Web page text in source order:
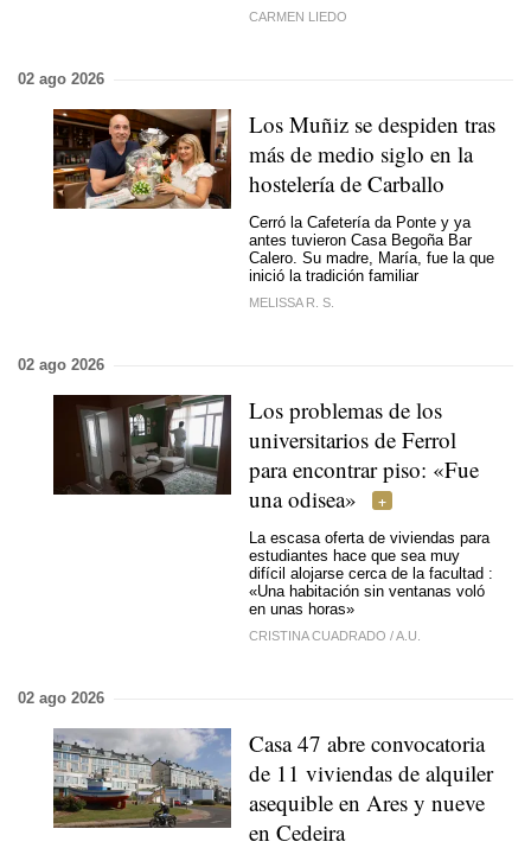
CARMEN LIEDO
02 ago 2026
Los Muñiz se despiden tras
más de medio siglo en la
hostelería de Carballo
Cerró la Cafetería da Ponte y ya
antes tuvieron Casa Begoña Bar
Calero. Su madre, María, fue la que
inició la tradición familiar
MELISSA R. S.
02 ago 2026
Los problemas de los
universitarios de Ferrol
para encontrar piso: «Fue
una odisea»
La escasa oferta de viviendas para
estudiantes hace que sea muy
difícil alojarse cerca de la facultad :
«Una habitación sin ventanas voló
en unas horas»
CRISTINA CUADRADO /A.U.
02 ago 2026
Casa 47 abre convocatoria
de 11 viviendas de alquiler
asequible en Ares y nueve
en Cedeira